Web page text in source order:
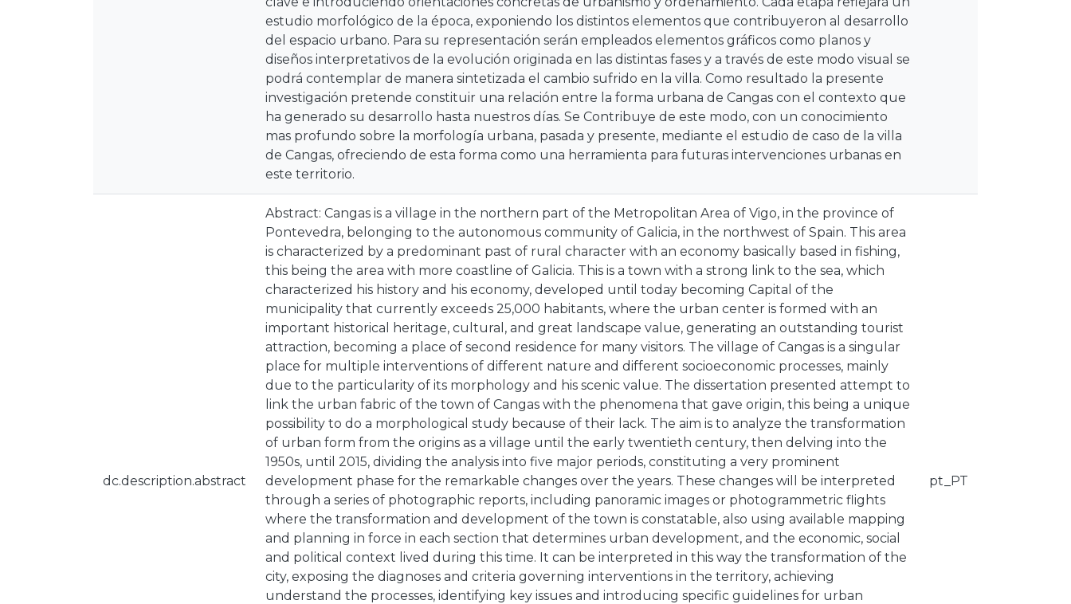
estudio morfológico de la época, exponiendo los distintos elementos que contribuyeron al desarrollo
del espacio urbano. Para su representación serán empleados elementos gráficos como planos y
diseños interpretativos de la evolución originada en las distintas fases y a través de este modo visual se
podrá contemplar de manera sintetizada el cambio sufrido en la villa. Como resultado la presente
investigación pretende constituir una relación entre la forma urbana de Cangas con el contexto que
ha generado su desarrollo hasta nuestros días. Se Contribuye de este modo, con un conocimiento
mas profundo sobre la morfología urbana, pasada y presente, mediante el estudio de caso de la villa
de Cangas, ofreciendo de esta forma como una herramienta para futuras intervenciones urbanas en
este territorio.
dc.description.abstract
Abstract: Cangas is a village in the northern part of the Metropolitan Area of Vigo, in the province of
Pontevedra, belonging to the autonomous community of Galicia, in the northwest of Spain. This area
is characterized by a predominant past of rural character with an economy basically based in fishing,
this being the area with more coastline of Galicia. This is a town with a strong link to the sea, which
characterized his history and his economy, developed until today becoming Capital of the
municipality that currently exceeds 25,000 habitants, where the urban center is formed with an
important historical heritage, cultural, and great landscape value, generating an outstanding tourist
attraction, becoming a place of second residence for many visitors. The village of Cangas is a singular
place for multiple interventions of different nature and different socioeconomic processes, mainly
due to the particularity of its morphology and his scenic value. The dissertation presented attempt to
link the urban fabric of the town of Cangas with the phenomena that gave origin, this being a unique
possibility to do a morphological study because of their lack. The aim is to analyze the transformation
of urban form from the origins as a village until the early twentieth century, then delving into the
1950s, until 2015, dividing the analysis into five major periods, constituting a very prominent
development phase for the remarkable changes over the years. These changes will be interpreted
through a series of photographic reports, including panoramic images or photogrammetric flights
where the transformation and development of the town is constatable, also using available mapping
and planning in force in each section that determines urban development, and the economic, social
and political context lived during this time. It can be interpreted in this way the transformation of the
city, exposing the diagnoses and criteria governing interventions in the territory, achieving
understand the processes, identifying key issues and introducing specific guidelines for urban
pt_PT